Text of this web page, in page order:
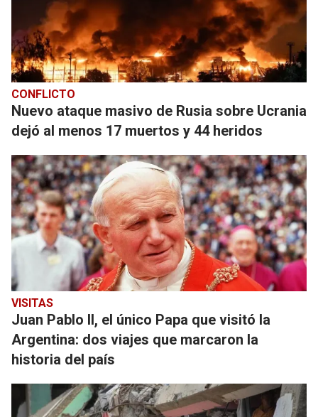
CONFLICTO
Nuevo ataque masivo de Rusia sobre Ucrania
dejó al menos 17 muertos y 44 heridos
VISITAS
Juan Pablo II, el único Papa que visitó la
Argentina: dos viajes que marcaron la
historia del país